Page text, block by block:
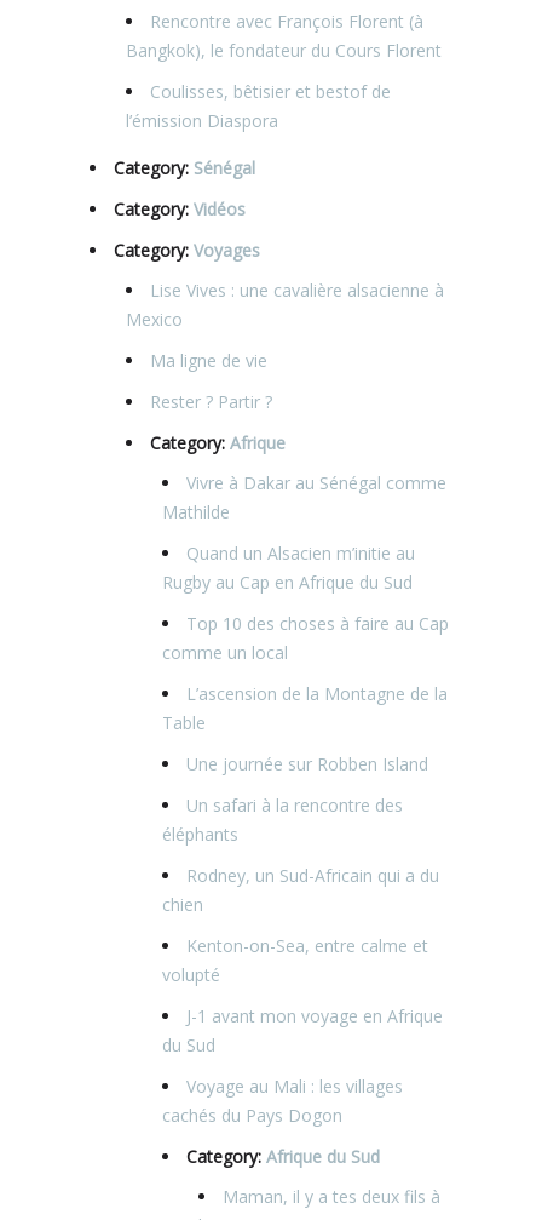
Rencontre avec François Florent (à
Bangkok), le fondateur du Cours Florent
Coulisses, bêtisier et bestof de
l’émission Diaspora
Category: Sénégal
Category: Vidéos
Category: Voyages
Lise Vives : une cavalière alsacienne à
Mexico
Ma ligne de vie
Rester ? Partir ?
Category: Afrique
Vivre à Dakar au Sénégal comme
Mathilde
Quand un Alsacien m’initie au
Rugby au Cap en Afrique du Sud
Top 10 des choses à faire au Cap
comme un local
L’ascension de la Montagne de la
Table
Une journée sur Robben Island
Un safari à la rencontre des
éléphants
Rodney, un Sud-Africain qui a du
chien
Kenton-on-Sea, entre calme et
volupté
J-1 avant mon voyage en Afrique
du Sud
Voyage au Mali : les villages
cachés du Pays Dogon
Category: Afrique du Sud
Maman, il y a tes deux fils à